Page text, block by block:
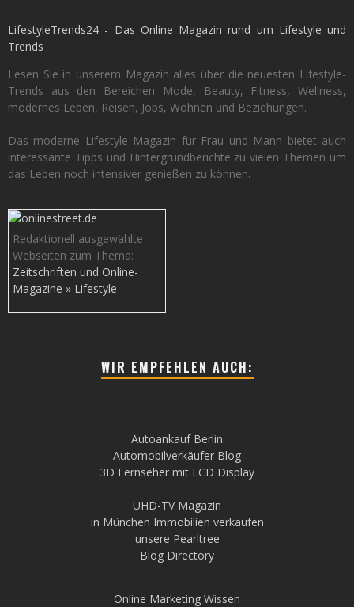
LifestyleTrends24 - Das Online Magazin rund um Lifestyle und
Trends
Lesen Sie in unserem Magazin alles über die neuesten Lifestyle-
Trends aus den Bereichen Mode, Beauty, Fitness, Wellness,
modernes Leben, Reisen, Jobs, Wohnen und Beziehungen.
Das moderne Lifestyle Magazin für Frau und Mann bietet auch
interessante Tipps und Hintergrundberichte zu vielen Themen um
das Leben noch intensiver genießen zu können.
Redaktionell ausgewählte
Webseiten zum Thema:
Zeitschriften und Online-
Magazine » Lifestyle
WIR EMPFEHLEN AUCH:
Autoankauf Berlin
Automobilverkäufer Blog
3D Fernseher mit LCD Display
UHD-TV Magazin
in München Immobilien verkaufen
unsere Pearltree
Blog Directory
Online Marketing Wissen